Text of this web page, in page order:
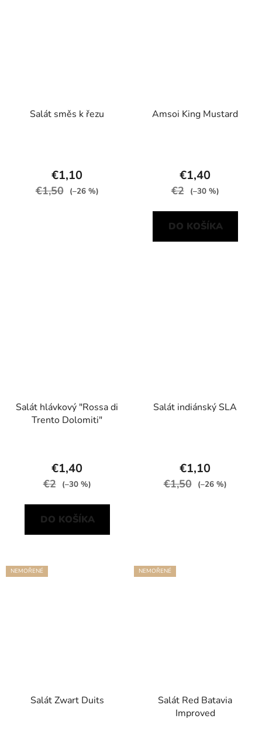
Salát směs k řezu
€1,10
€1,50 (–26 %)
Amsoi King Mustard
€1,40
€2 (–30 %)
DO KOŠÍKA
Salát hlávkový "Rossa di
Trento Dolomiti"
€1,40
€2 (–30 %)
DO KOŠÍKA
Salát indiánský SLA
€1,10
€1,50 (–26 %)
NEMOŘENÉ
Salát Zwart Duits
NEMOŘENÉ
Salát Red Batavia
Improved